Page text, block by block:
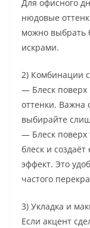
Для офисного
нюдовые
можно выбрать
искрами.
2) Комбинации
— Блеск поверх
оттенки. Важна
выбирайте
— Блеск поверх
блеск и
эффект. Это
частого
3) Укладка и
Если акцент